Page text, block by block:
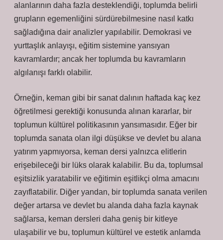
alanlarının daha fazla desteklendiği, toplumda belirli
grupların egemenliğini sürdürebilmesine nasıl katkı
sağladığına dair analizler yapılabilir. Demokrasi ve
yurttaşlık anlayışı, eğitim sistemine yansıyan
kavramlardır; ancak her toplumda bu kavramların
algılanışı farklı olabilir.
Örneğin, keman gibi bir sanat dalının haftada kaç kez
öğretilmesi gerektiği konusunda alınan kararlar, bir
toplumun kültürel politikasının yansımasıdır. Eğer bir
toplumda sanata olan ilgi düşükse ve devlet bu alana
yatırım yapmıyorsa, keman dersi yalnızca elitlerin
erişebileceği bir lüks olarak kalabilir. Bu da, toplumsal
eşitsizlik yaratabilir ve eğitimin eşitlikçi olma amacını
zayıflatabilir. Diğer yandan, bir toplumda sanata verilen
değer artarsa ve devlet bu alanda daha fazla kaynak
sağlarsa, keman dersleri daha geniş bir kitleye
ulaşabilir ve bu, toplumun kültürel ve estetik anlamda